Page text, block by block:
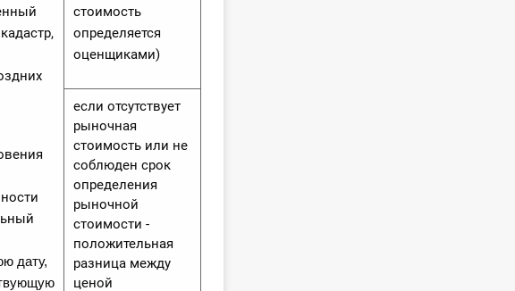
дату,
стоимость
определяется
оценщиками)
если отсутствует
рыночная
стоимость или не
соблюден срок
определения
рыночной
стоимости -
положительная
разница между
ценой